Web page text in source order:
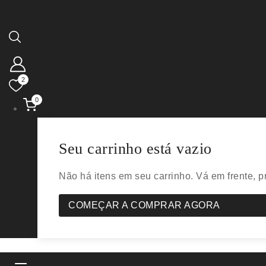
2
0
Seu carrinho está vazio
Não há itens em seu carrinho. Vá em frente,
COMEÇAR A COMPRAR AGORA